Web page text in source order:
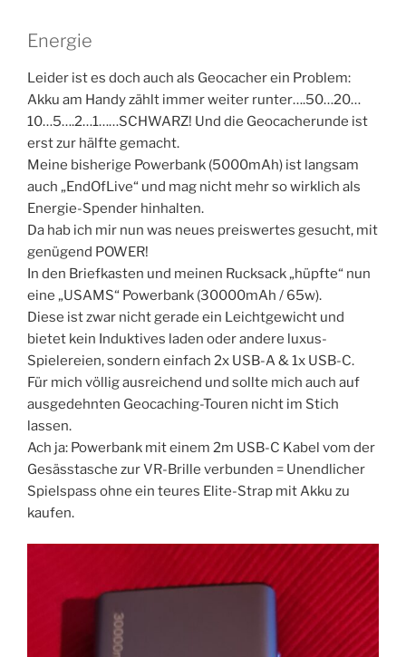
Energie
Leider ist es doch auch als Geocacher ein Problem:
Akku am Handy zählt immer weiter runter….50…20…
10…5….2…1……SCHWARZ! Und die Geocacherunde ist
erst zur hälfte gemacht.
Meine bisherige Powerbank (5000mAh) ist langsam
auch „EndOfLive“ und mag nicht mehr so wirklich als
Energie-Spender hinhalten.
Da hab ich mir nun was neues preiswertes gesucht, mit
genügend POWER!
In den Briefkasten und meinen Rucksack „hüpfte“ nun
eine „USAMS“ Powerbank (30000mAh / 65w).
Diese ist zwar nicht gerade ein Leichtgewicht und
bietet kein Induktives laden oder andere luxus-
Spielereien, sondern einfach 2x USB-A & 1x USB-C.
Für mich völlig ausreichend und sollte mich auch auf
ausgedehnten Geocaching-Touren nicht im Stich
lassen.
Ach ja: Powerbank mit einem 2m USB-C Kabel vom der
Gesässtasche zur VR-Brille verbunden = Unendlicher
Spielspass ohne ein teures Elite-Strap mit Akku zu
kaufen.